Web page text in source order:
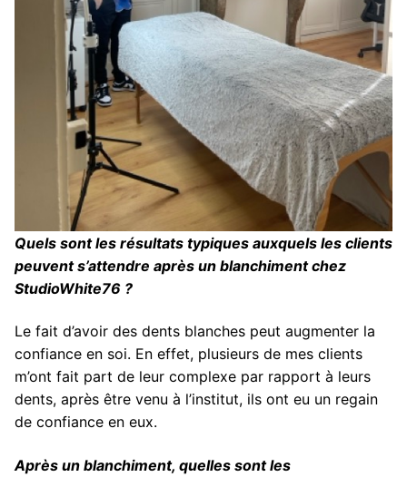
Quels sont les résultats typiques auxquels les clients
peuvent s’attendre après un blanchiment chez
StudioWhite76 ?
Le fait d’avoir des dents blanches peut augmenter la
confiance en soi. En effet, plusieurs de mes clients
m’ont fait part de leur complexe par rapport à leurs
dents, après être venu à l’institut, ils ont eu un regain
de confiance en eux.
Après un blanchiment, quelles sont les